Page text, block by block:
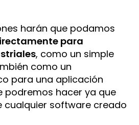
harán que podamos
para
, como un simple
como un
para una aplicación
podremos hacer ya que
cualquier software creado